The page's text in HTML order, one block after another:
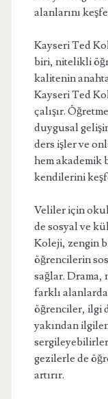
alanlarını
Kayseri Ted
biri, nitelikli
kalitenin
Kayseri Ted
çalışır.
duygusal
ders işler ve
hem akademik
kendilerini
Veliler için
de sosyal ve
Koleji, zengin
öğrencilerin
sağlar.
farklı
öğrenciler, ilgi
yakından
gezilerle de
artırır.